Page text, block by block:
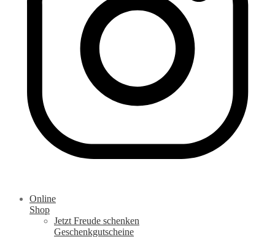
Online
Shop
Jetzt Freude schenken
Geschenkgutscheine